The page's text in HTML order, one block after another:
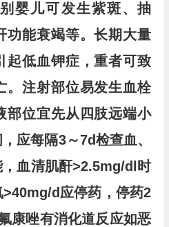
婴儿可发生紫斑、抽
功能衰竭等。长期大量
起低血钾症，重者可致
。注射部位易发生血栓
部位宜先从四肢远端小
应每隔3～7d检查血、
，血清肌酐>2.5mg/dl时
d应停药，停药2
康唑有消化道反应如恶